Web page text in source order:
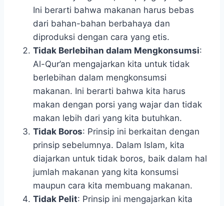
Ini berarti bahwa makanan harus bebas
dari bahan-bahan berbahaya dan
diproduksi dengan cara yang etis.
Tidak Berlebihan dalam Mengkonsumsi:
Al-Qur’an mengajarkan kita untuk tidak
berlebihan dalam mengkonsumsi
makanan. Ini berarti bahwa kita harus
makan dengan porsi yang wajar dan tidak
makan lebih dari yang kita butuhkan.
Tidak Boros: Prinsip ini berkaitan dengan
prinsip sebelumnya. Dalam Islam, kita
diajarkan untuk tidak boros, baik dalam hal
jumlah makanan yang kita konsumsi
maupun cara kita membuang makanan.
Tidak Pelit: Prinsip ini mengajarkan kita